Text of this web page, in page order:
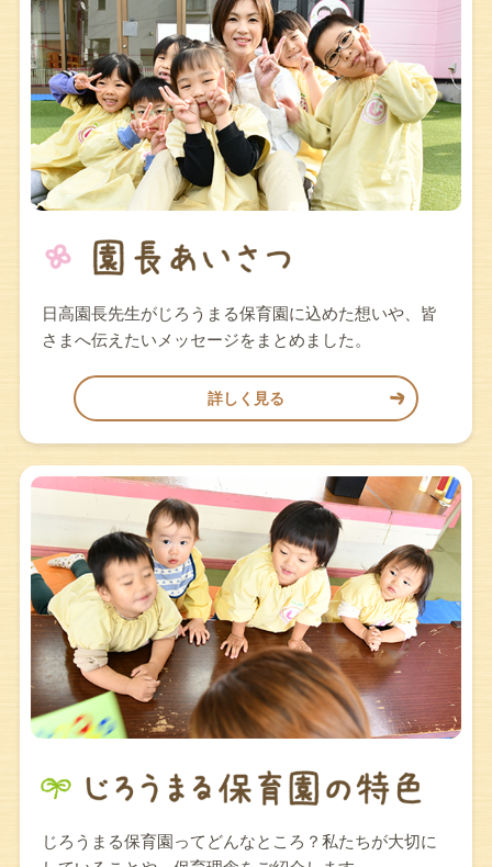
日高園長先生がじろうまる保育園に込めた想いや、皆
さまへ伝えたいメッセージをまとめました。
詳しく見る
じろうまる保育園ってどんなところ？私たちが大切に